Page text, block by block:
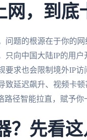
网，到底
问题的根源在于你的
只向中国大陆IP的用
要求也会限制境外IP
致延迟飙升、视频卡
径智能拉直，赋予你
？先看